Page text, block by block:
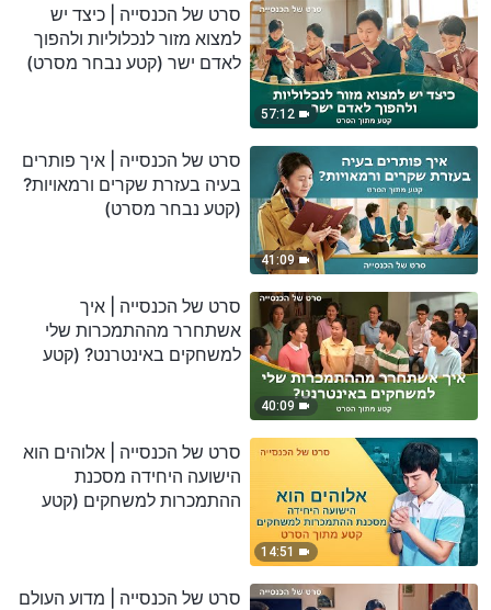
57:12
סרט של הכנסייה | כיצד יש
למצוא מזור לנכלוליות ולהפוך
לאדם ישר (קטע נבחר מסרט)
41:09
סרט של הכנסייה | איך פותרים
בעיה בעזרת שקרים ורמאויות?
(קטע נבחר מסרט)
40:09
סרט של הכנסייה | איך
אשתחרר מההתמכרות שלי
למשחקים באינטרנט? (קטע
14:51
סרט של הכנסייה | אלוהים הוא
הישועה היחידה מסכנת
ההתמכרות למשחקים (קטע
סרט של הכנסייה | מדוע העולם